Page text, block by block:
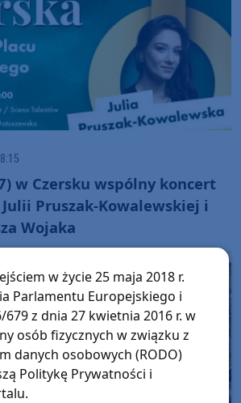
w Czersku wspólny koncert
Pruszak-Kowalewskiej i
Wojaka
w życie 25 maja 2018 r.
Parlamentu Europejskiego i
679 z dnia 27 kwietnia 2016 r. w
osób fizycznych w związku z
danych osobowych (RODO)
Politykę Prywatności i